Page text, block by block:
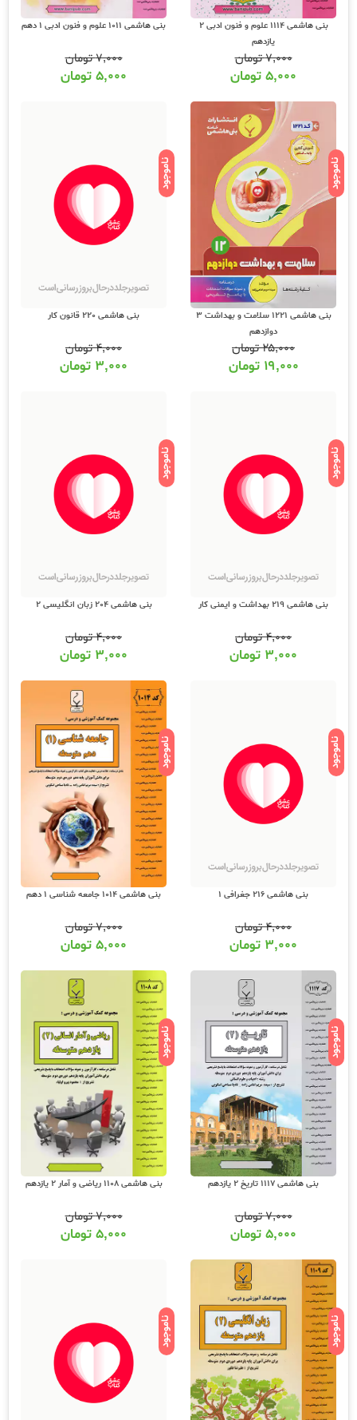
بنی هاشمی 1114 علوم و فنون ادبی 2
یازدهم
۷,۰۰۰تومان
۵,۰۰۰ تومان
بنی هاشمی 1011 علوم و فنون ادبی 1 دهم
۷,۰۰۰تومان
۵,۰۰۰ تومان
ناموجود
بنی هاشمی 1221 سلامت و بهداشت 3
دوازدهم
۲۵,۰۰۰تومان
۱۹,۰۰۰ تومان
ناموجود
بنی هاشمی 220 قانون کار
۴,۰۰۰تومان
۳,۰۰۰ تومان
ناموجود
بنی هاشمی 219 بهداشت و ایمنی کار
۴,۰۰۰تومان
۳,۰۰۰ تومان
ناموجود
بنی هاشمی 204 زبان انگلیسی 2
۴,۰۰۰تومان
۳,۰۰۰ تومان
ناموجود
بنی هاشمی 216 جغرافی 1
۴,۰۰۰تومان
۳,۰۰۰ تومان
ناموجود
بنی هاشمی 1014 جامعه شناسی 1 دهم
۷,۰۰۰تومان
۵,۰۰۰ تومان
ناموجود
بنی هاشمی 1117 تاریخ 2 یازدهم
۷,۰۰۰تومان
۵,۰۰۰ تومان
ناموجود
بنی هاشمی 1108 ریاضی و آمار 2 یازدهم
۷,۰۰۰تومان
۵,۰۰۰ تومان
ناموجود ناموجود